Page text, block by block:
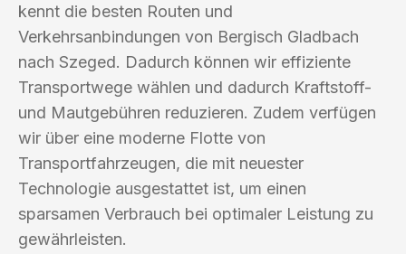
kennt die besten Routen und
Verkehrsanbindungen von Bergisch Gladbach
nach Szeged. Dadurch können wir effiziente
Transportwege wählen und dadurch Kraftstoff-
und Mautgebühren reduzieren. Zudem verfügen
wir über eine moderne Flotte von
Transportfahrzeugen, die mit neuester
Technologie ausgestattet ist, um einen
sparsamen Verbrauch bei optimaler Leistung zu
gewährleisten.